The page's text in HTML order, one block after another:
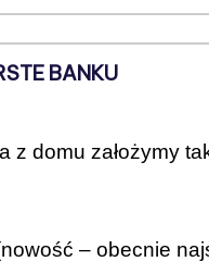
BANKU
z domu założymy
– obecnie